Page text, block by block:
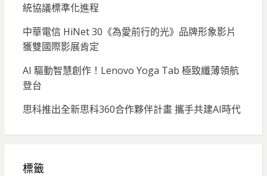
統協議標準化進程
中華電信 HiNet 30《為愛前行的光》品牌形象影片
獲雙國際影展肯定
AI 驅動智慧創作！Lenovo Yoga Tab 極致纖薄領航
登台
思科推出全新思科360合作夥伴計畫 攜手共建AI時代
標籤